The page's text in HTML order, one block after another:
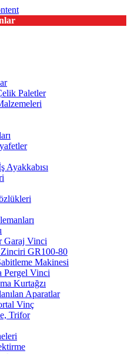
Paletler
Ayakkabısı
Garaj Vinci
GR100-80
Makinesi
Pergel Vinci
Kurtağzı
Aparatlar
Vinç
Trifor